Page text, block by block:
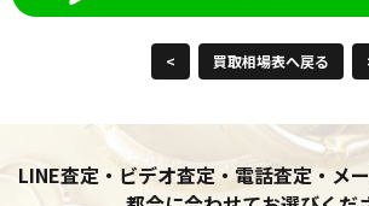
< 買取相場表へ戻る
LINE査定・ビデオ査定・電話査定・メ